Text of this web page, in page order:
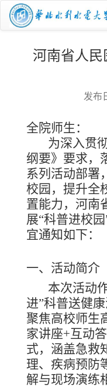
河南省人
发布
全院师生：
为深入贯
纲要》要求，
系列活动部署
校园，提升全
置能力，河南
展“科普进校
宜通知如下：
一、活动简介
本次活动
进”科普送健
聚焦高校师生
家讲座+互动
式，涵盖急救
理、疾病预防
解与现场演练